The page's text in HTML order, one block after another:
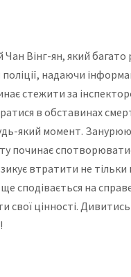
Вінг-ян, який
надаючи
стежити за
в обставинах
який момент.
починає
втратити не
сподівається на
свої цінності.